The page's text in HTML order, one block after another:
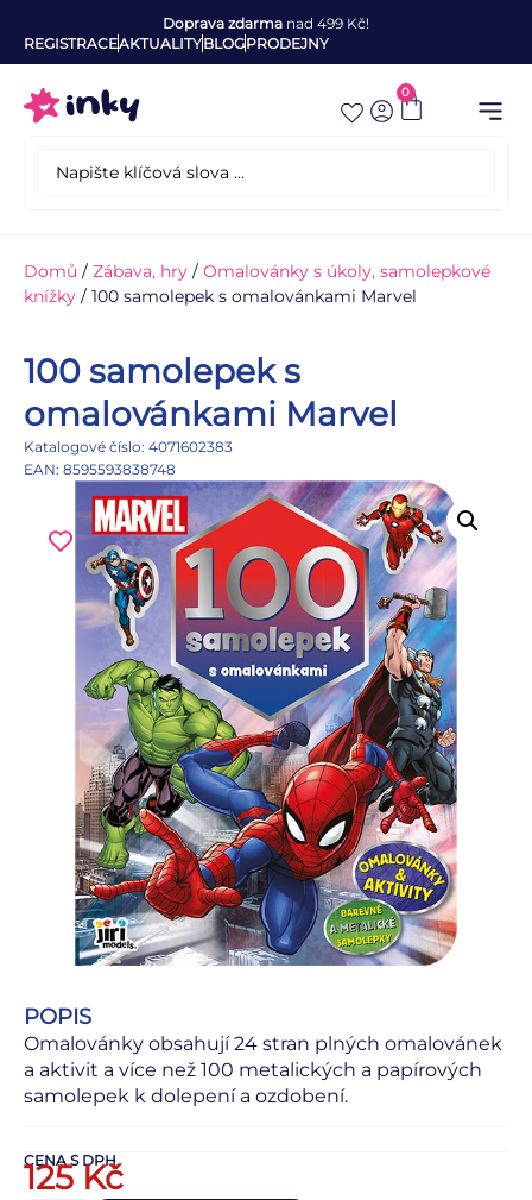
Doprava zdarma nad 499 Kč!
REGISTRACEAKTUALITYBLOGPRODEJNY
0
Domů / Zábava, hry / Omalovánky s úkoly, samolepkové
knížky / 100 samolepek s omalovánkami Marvel
100 samolepek s
omalovánkami Marvel
Katalogové číslo: 4071602383
EAN: 8595593838748
POPIS
Omalovánky obsahují 24 stran plných omalovánek
a aktivit a více než 100 metalických a papírových
samolepek k dolepení a ozdobení.
CENA S DPH
125Kč